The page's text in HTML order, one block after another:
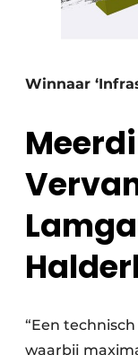
Winnaar
“Een
waarbij